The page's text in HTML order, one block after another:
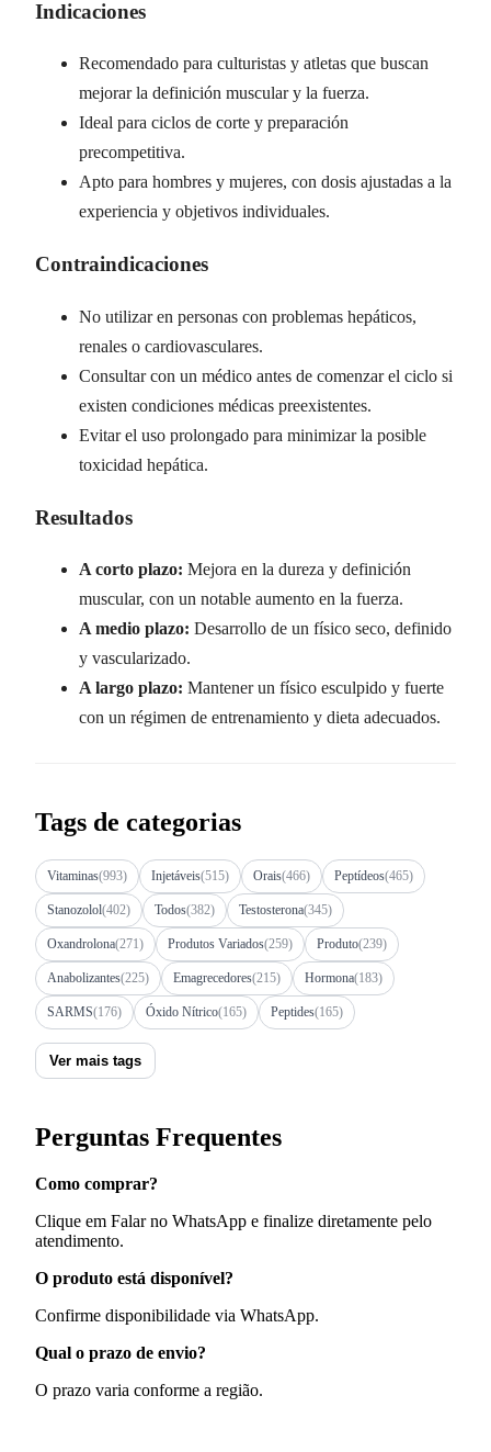
Indicaciones
Recomendado para culturistas y atletas que buscan
mejorar la definición muscular y la fuerza.
Ideal para ciclos de corte y preparación
precompetitiva.
Apto para hombres y mujeres, con dosis ajustadas a la
experiencia y objetivos individuales.
Contraindicaciones
No utilizar en personas con problemas hepáticos,
renales o cardiovasculares.
Consultar con un médico antes de comenzar el ciclo si
existen condiciones médicas preexistentes.
Evitar el uso prolongado para minimizar la posible
toxicidad hepática.
Resultados
A corto plazo: Mejora en la dureza y definición
muscular, con un notable aumento en la fuerza.
A medio plazo: Desarrollo de un físico seco, definido
y vascularizado.
A largo plazo: Mantener un físico esculpido y fuerte
con un régimen de entrenamiento y dieta adecuados.
Tags de categorias
Vitaminas(993) Injetáveis(515) Orais(466) Peptídeos(465)
Stanozolol(402) Todos(382) Testosterona(345)
Oxandrolona(271) Produtos Variados(259) Produto(239)
Anabolizantes(225) Emagrecedores(215) Hormona(183)
SARMS(176) Óxido Nítrico(165) Peptides(165)
Ver mais tags
Perguntas Frequentes
Como comprar?
Clique em Falar no WhatsApp e finalize diretamente pelo
atendimento.
O produto está disponível?
Confirme disponibilidade via WhatsApp.
Qual o prazo de envio?
O prazo varia conforme a região.